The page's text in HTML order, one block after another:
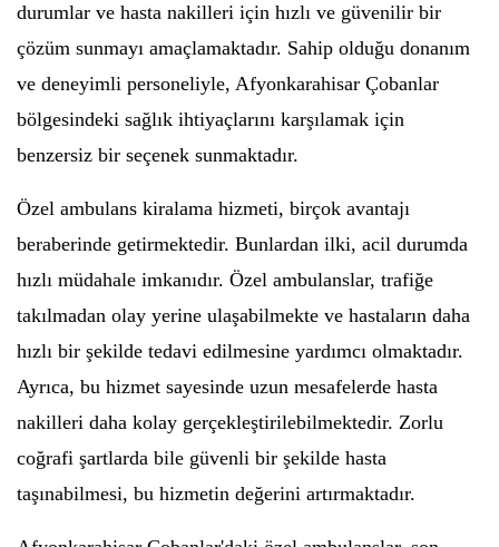
durumlar ve hasta nakilleri için hızlı ve güvenilir bir
çözüm sunmayı amaçlamaktadır. Sahip olduğu donanım
ve deneyimli personeliyle, Afyonkarahisar Çobanlar
bölgesindeki sağlık ihtiyaçlarını karşılamak için
benzersiz bir seçenek sunmaktadır.
Özel ambulans kiralama hizmeti, birçok avantajı
beraberinde getirmektedir. Bunlardan ilki, acil durumda
hızlı müdahale imkanıdır. Özel ambulanslar, trafiğe
takılmadan olay yerine ulaşabilmekte ve hastaların daha
hızlı bir şekilde tedavi edilmesine yardımcı olmaktadır.
Ayrıca, bu hizmet sayesinde uzun mesafelerde hasta
nakilleri daha kolay gerçekleştirilebilmektedir. Zorlu
coğrafi şartlarda bile güvenli bir şekilde hasta
taşınabilmesi, bu hizmetin değerini artırmaktadır.